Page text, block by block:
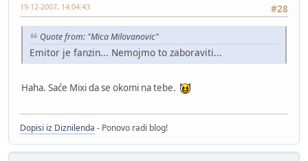
#28
19-12-2007, 14:04:43
Quote from: "Mica Milovanovic"
Emitor je fanzin... Nemojmo to zaboraviti...
Haha. Saće Mixi da se okomi na tebe.
Dopisi iz Diznilenda - Ponovo radi blog!